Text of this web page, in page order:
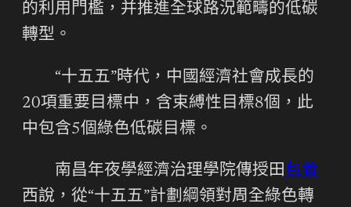
的利用門檻，并推進全球路況範疇的低碳
轉型。
“十五五”時代，中國經濟社會成長的
20項重要目標中，含束縛性目標8個，此
中包含5個綠色低碳目標。
南昌年夜學經濟治理學院傳授田包養
西說，從“十五五”計劃綱領對周全綠色轉